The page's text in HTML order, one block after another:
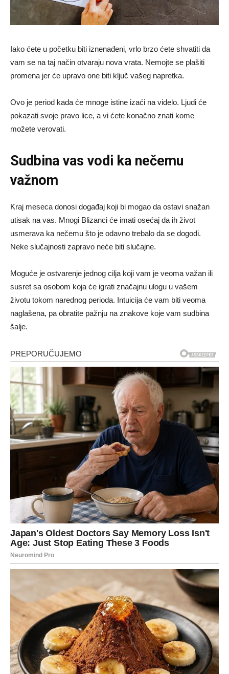
Iako ćete u početku biti iznenađeni, vrlo brzo ćete shvatiti da
vam se na taj način otvaraju nova vrata. Nemojte se plašiti
promena jer će upravo one biti ključ vašeg napretka.
Ovo je period kada će mnoge istine izaći na videlo. Ljudi će
pokazati svoje pravo lice, a vi ćete konačno znati kome
možete verovati.
Sudbina vas vodi ka nečemu
važnom
Kraj meseca donosi događaj koji bi mogao da ostavi snažan
utisak na vas. Mnogi Blizanci će imati osećaj da ih život
usmerava ka nečemu što je odavno trebalo da se dogodi.
Neke slučajnosti zapravo neće biti slučajne.
Moguće je ostvarenje jednog cilja koji vam je veoma važan ili
susret sa osobom koja će igrati značajnu ulogu u vašem
životu tokom narednog perioda. Intuicija će vam biti veoma
naglašena, pa obratite pažnju na znakove koje vam sudbina
šalje.